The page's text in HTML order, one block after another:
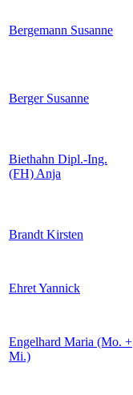
Bergemann Susanne
Berger Susanne
Biethahn Dipl.-Ing.
(FH) Anja
Brandt Kirsten
Ehret Yannick
Engelhard Maria (Mo. +
Mi.)